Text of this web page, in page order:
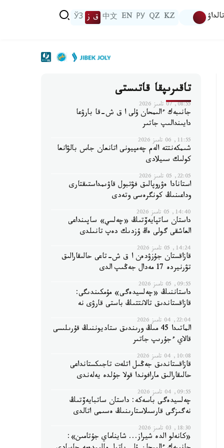
تالداۋ KZ
QZ
РУ
EN
中文 ق ز ЎЗ
تاقىرىپقا قاتىستى
08:55, 07 تامىز 2026
جانىبەك ءالىمحان ۇلى ا ق ش-قا بارۋعا
دايىندالىپ جاتىر
11:55, 06 تامىز 2026
شىمكەنتتە الەم چەمپيونى اتانعان جاس بالۋانعا
كولىك سىيلادى
22:05, 05 تامىز 2026
استانادا ەۋروپالىق فۋتبول قاۋىمداستىقتارى
وداعىنىڭ كونگرەسى وتەدى
14:40, 05 تامىز 2026
داستان ساتپايەۆتىڭ «چەلسي» ساپىنداعى
العاشقى گولى ەڭ ۇزدىك دەپ تانىلدى
14:24, 05 تامىز 2026
قازاقستان جۇزۋدەن ا ق ش-تاعى حالىقارالىق
تۋرنيردە 17 مەدال جەڭىپ الدى
09:55, 05 تامىز 2026
داستاننىڭ «چەلسيدەگى» مۇمكىندىگى:
قازاقستاندىق تالانتتىڭ باستى قارۋى نە
22:04, 04 تامىز 2026
الماتىدا 45 مىڭ ورىندىق ستاديوننىڭ قۇرىلىسى
قالاي ءجۇرىپ جاتىر
10:08, 04 تامىز 2026
قازاقستاندىق جەڭىل اتلەت تاجىكستانداعى
حالىقارالىق مارافوندا قولا جۇلدە يەلەندى
09:55, 04 تامىز 2026
چەلسيدەگى باسەكە: داستان ساتبايەۆتىڭ
نەگىزگى قارسىلاستارىنىڭ ەسىمى اتالدى
18:30, 03 تامىز 2026
«كانەلو الدە شيراز... شايناماي جۇتامىن»: